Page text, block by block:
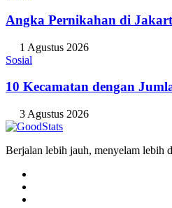
Angka Pernikahan di
1 Agustus 2026
Sosial
10 Kecamatan dengan
3 Agustus 2026
Berjalan lebih jauh, menyelam lebih